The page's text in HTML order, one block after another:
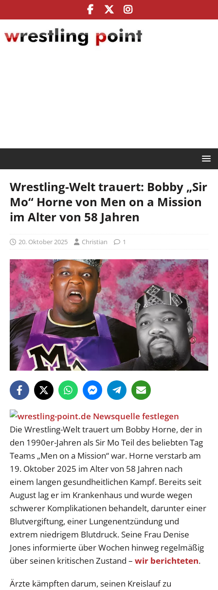
Wrestling-Welt trauert: Bobby „Sir
Mo“ Horne von Men on a Mission
im Alter von 58 Jahren
20. Oktober 2025 Christian 1
Die Wrestling-Welt trauert um Bobby Horne, der in
den 1990er-Jahren als Sir Mo Teil des beliebten Tag
Teams „Men on a Mission“ war. Horne verstarb am
19. Oktober 2025 im Alter von 58 Jahren nach
einem langen gesundheitlichen Kampf. Bereits seit
August lag er im Krankenhaus und wurde wegen
schwerer Komplikationen behandelt, darunter einer
Blutvergiftung, einer Lungenentzündung und
extrem niedrigem Blutdruck. Seine Frau Denise
Jones informierte über Wochen hinweg regelmäßig
über seinen kritischen Zustand – wir berichteten.
Ärzte kämpften darum, seinen Kreislauf zu